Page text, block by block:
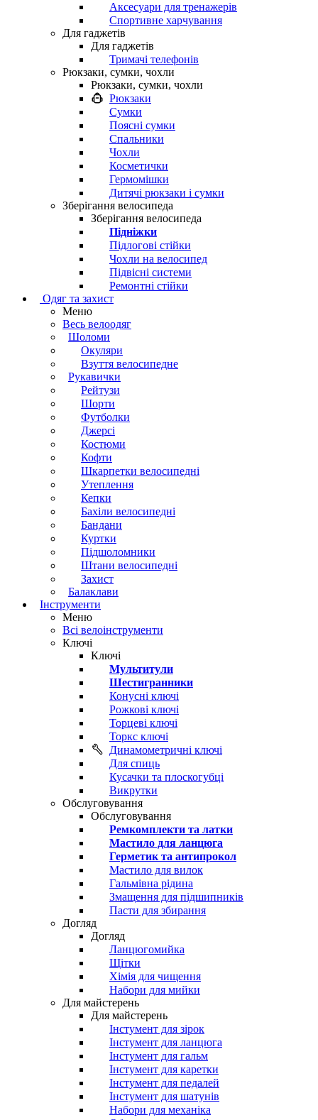
Аксесуари для тренажерів
Спортивне харчування
Для гаджетів
Для гаджетів
Тримачі телефонів
Рюкзаки, сумки, чохли
Рюкзаки, сумки, чохли
Рюкзаки
Сумки
Поясні сумки
Спальники
Чохли
Косметички
Гермомішки
Дитячі рюкзаки і сумки
Зберігання велосипеда
Зберігання велосипеда
Підніжки
Підлогові стійки
Чохли на велосипед
Підвісні системи
Ремонтні стійки
Одяг та захист
Меню
Весь велоодяг
Шоломи
Окуляри
Взуття велосипедне
Рукавички
Рейтузи
Шорти
Футболки
Джерсі
Костюми
Кофти
Шкарпетки велосипедні
Утеплення
Кепки
Бахіли велосипедні
Бандани
Куртки
Підшоломники
Штани велосипедні
Захист
Балаклави
Інструменти
Меню
Всі велоінструменти
Ключі
Ключі
Мультитули
Шестигранники
Конусні ключі
Рожкові ключі
Торцеві ключі
Торкс ключі
Динамометричні ключі
Для спиць
Кусачки та плоскогубці
Викрутки
Обслуговування
Обслуговування
Ремкомплекти та латки
Мастило для ланцюга
Герметик та антипрокол
Мастило для вилок
Гальмівна рідина
Змащення для підшипників
Пасти для збирання
Догляд
Догляд
Ланцюгомийка
Щітки
Хімія для чищення
Набори для мийки
Для майстерень
Для майстерень
Інстумент для зірок
Інстумент для ланцюга
Інстумент для гальм
Інстумент для каретки
Інстумент для педалей
Інстумент для шатунів
Набори для механіка